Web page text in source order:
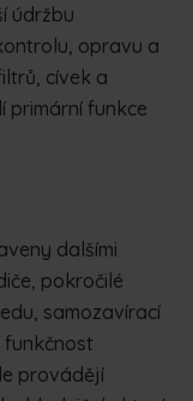
údržbu
opravu a
cívek a
primární funkce
dalšími
pokročilé
samozavírací
provádějí